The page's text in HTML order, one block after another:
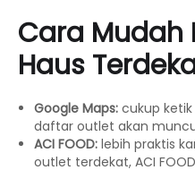
Cara Mudah
Haus
Google Maps: cukup ketik
daftar outlet akan
ACI FOOD: lebih praktis
outlet terdekat, ACI